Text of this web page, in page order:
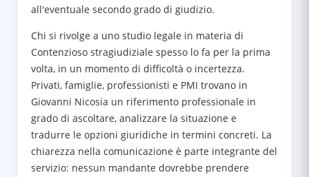
all'eventuale secondo grado di giudizio.
Chi si rivolge a uno studio legale in materia di
Contenzioso stragiudiziale spesso lo fa per la prima
volta, in un momento di difficoltà o incertezza.
Privati, famiglie, professionisti e PMI trovano in
Giovanni Nicosia un riferimento professionale in
grado di ascoltare, analizzare la situazione e
tradurre le opzioni giuridiche in termini concreti. La
chiarezza nella comunicazione è parte integrante del
servizio: nessun mandante dovrebbe prendere